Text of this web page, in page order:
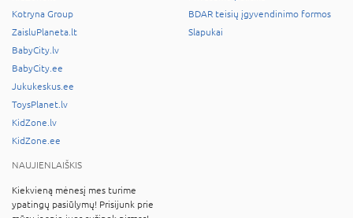
Kotryna Group
ZaisluPlaneta.lt
BabyCity.lv
BabyCity.ee
Jukukeskus.ee
ToysPlanet.lv
KidZone.lv
KidZone.ee
BDAR teisių įgyvendinimo formos
Slapukai
NAUJIENLAIŠKIS
Kiekvieną mėnesį mes turime
ypatingų pasiūlymų! Prisijunk prie